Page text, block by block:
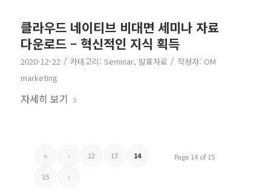
클라우드 네이티브 비대면 세미나 자료
다운로드 – 혁신적인 지식 획득
2020-12-22 / 카테고리: Seminar, 발표자료 / 작성자: OM
marketing
자세히 보기
Page 14 of 15
« ‹ 12 13 14
15 ›